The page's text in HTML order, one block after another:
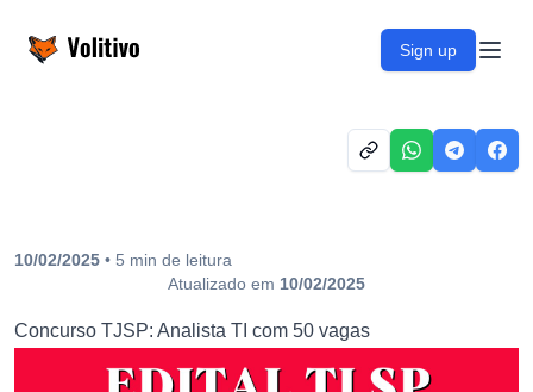
Volitivo Sign up
10/02/2025 • 5 min de leitura
Atualizado em 10/02/2025
Concurso TJSP: Analista TI com 50 vagas